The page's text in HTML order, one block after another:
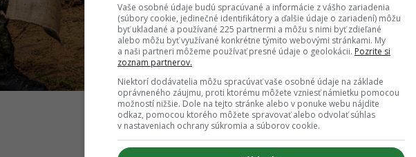
Vaše osobné údaje budú spracúvané a informácie z vášho zariadenia
(súbory cookie, jedinečné identifikátory a ďalšie údaje o zariadení) môžu
byť ukladané a používané 225 partnermi a môžu s nimi byť zdieľané
alebo môžu byť využívané konkrétne týmito webovými stránkami. My
a naši partneri môžeme používať presné údaje o geolokácii. Pozrite si
zoznam partnerov.
Niektorí dodávatelia môžu spracúvať vaše osobné údaje na základe
oprávneného záujmu, proti ktorému môžete vzniesť námietku pomocou
možností nižšie. Dole na tejto stránke alebo v ponuke webu nájdite
odkaz, pomocou ktorého môžete spravovať alebo odvolať súhlas
v nastaveniach ochrany súkromia a súborov cookie.